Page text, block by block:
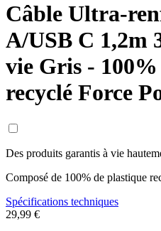
Câble Ultra-
A/USB C 1,2m
vie Gris -
recyclé Force
Des produits garantis à vie
Composé de 100% de plastique
Spécifications techniques
29,99 €